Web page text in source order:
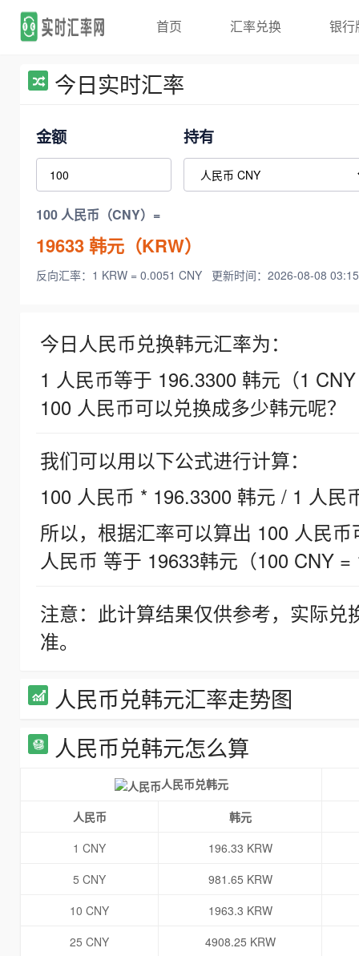
首页 汇率兑换 银行
今日实时汇率
金额 持有
100 人民币（CNY）=
19633韩元（KRW）
反向汇率：1 KRW = 0.0051 CNY 更新时间：2026-08-08
今日人民币兑换韩元汇率为：
1 人民币等于 196.3300 韩元（1
100 人民币可以兑换成多少韩元呢？
我们可以用以下公式进行计算：
100 人民币 * 196.3300 韩元 / 1 人民
所以，根据汇率可以算出 100 人民
人民币 等于 19633韩元（100 CNY =
注意：此计算结果仅供参考，实际
准。
人民币兑韩元汇率走势图
人民币兑韩元怎么算
人民币兑韩元
人民币
韩元
1 CNY
196.33 KRW
5 CNY
981.65 KRW
10 CNY
1963.3 KRW
25 CNY
4908.25 KRW